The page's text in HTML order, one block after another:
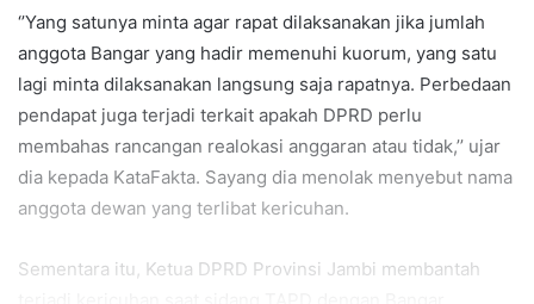
‘’Yang satunya minta agar rapat dilaksanakan jika jumlah
anggota Bangar yang hadir memenuhi kuorum, yang satu
lagi minta dilaksanakan langsung saja rapatnya. Perbedaan
pendapat juga terjadi terkait apakah DPRD perlu
membahas rancangan realokasi anggaran atau tidak,’’ ujar
dia kepada KataFakta. Sayang dia menolak menyebut nama
anggota dewan yang terlibat kericuhan.
Sementara itu, Ketua DPRD Provinsi Jambi membantah